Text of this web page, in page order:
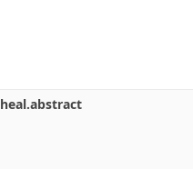
heal.abstract